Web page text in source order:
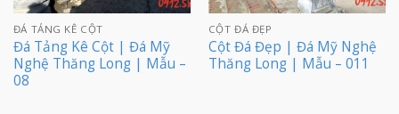
ĐÁ TẢNG KÊ CỘT
Đá Tảng Kê Cột | Đá Mỹ
Nghệ Thăng Long | Mẫu –
08
CỘT ĐÁ ĐẸP
Cột Đá Đẹp | Đá Mỹ Nghệ
Thăng Long | Mẫu – 011